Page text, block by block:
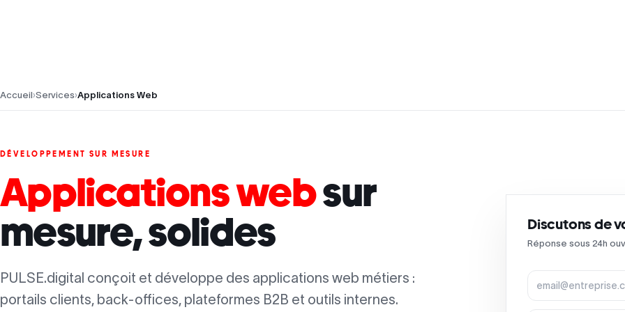
Accueil›Services›Applications Web
DÉVELOPPEMENT SUR MESURE
Applications websur
mesure, solides
PULSE.digital conçoit et développe des applications web métiers :
portails clients, back-offices, plateformes B2B et outils internes.
Discutons de
Réponse sous 24h
Adresse e-mail